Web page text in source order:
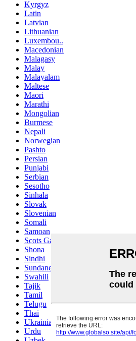
Kyrgyz
Latin
Latvian
Lithuanian
Luxembou..
Macedonian
Malagasy
Malay
Malayalam
Maltese
Maori
Marathi
Mongolian
Burmese
Nepali
Norwegian
Pashto
Persian
Punjabi
Serbian
Sesotho
Sinhala
Slovak
Slovenian
Somali
Samoan
Scots Gaelic
Shona
Sindhi
Sundanese
Swahili
Tajik
Tamil
Telugu
Thai
Ukrainian
Urdu